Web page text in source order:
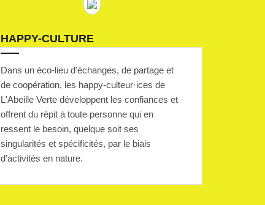
HAPPY-CULTURE
Dans un éco-lieu d'échanges, de partage et
de coopération, les happy-culteur·ices de
L'Abeille Verte développent les confiances et
offrent du répit à toute personne qui en
ressent le besoin, quelque soit ses
singularités et spécificités, par le biais
d’activités en nature.